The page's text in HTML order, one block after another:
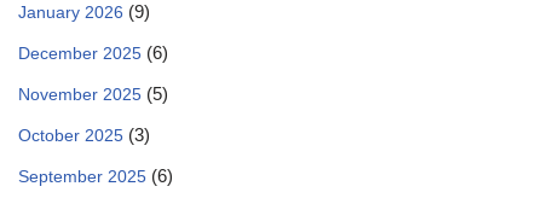
January 2026 (9)
December 2025 (6)
November 2025 (5)
October 2025 (3)
September 2025 (6)